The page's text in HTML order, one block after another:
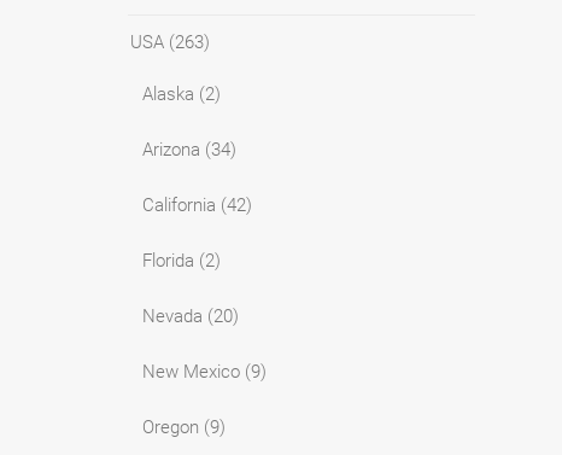
USA (263)
Alaska (2)
Arizona (34)
California (42)
Florida (2)
Nevada (20)
New Mexico (9)
Oregon (9)